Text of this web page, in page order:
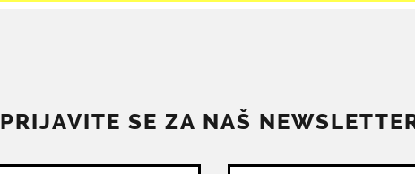
PRIJAVITE SE ZA NAŠ